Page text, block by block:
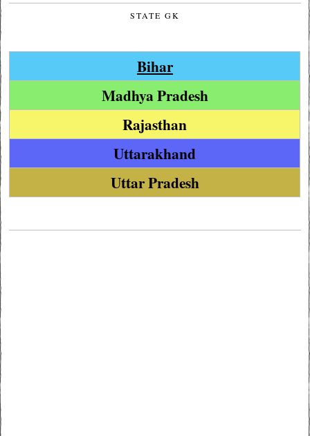
STATE GK
Bihar
Madhya Pradesh
Rajasthan
Uttarakhand
Uttar Pradesh